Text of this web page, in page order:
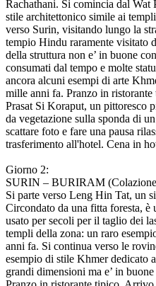
Rachathani. Si comincia dal
stile architettonico simile ai
verso Surin, visitando lungo la
tempio Hindu raramente visitato
della struttura non e’ in buone
consumati dal tempo e molte
ancora alcuni esempi di arte
mille anni fa. Pranzo in
Prasat Si Koraput, un pittoresco
da vegetazione sulla sponda di
scattare foto e fare una pausa
trasferimento all'hotel. Cena in
Giorno 2:
SURIN – BURIRAM
Si parte verso Leng Hin Tat, un
Circondato da una fitta foresta, è
usato per secoli per il taglio dei
templi della zona: un raro
anni fa. Si continua verso le
esempio di stile Khmer dedicato
grandi dimensioni ma e’ in